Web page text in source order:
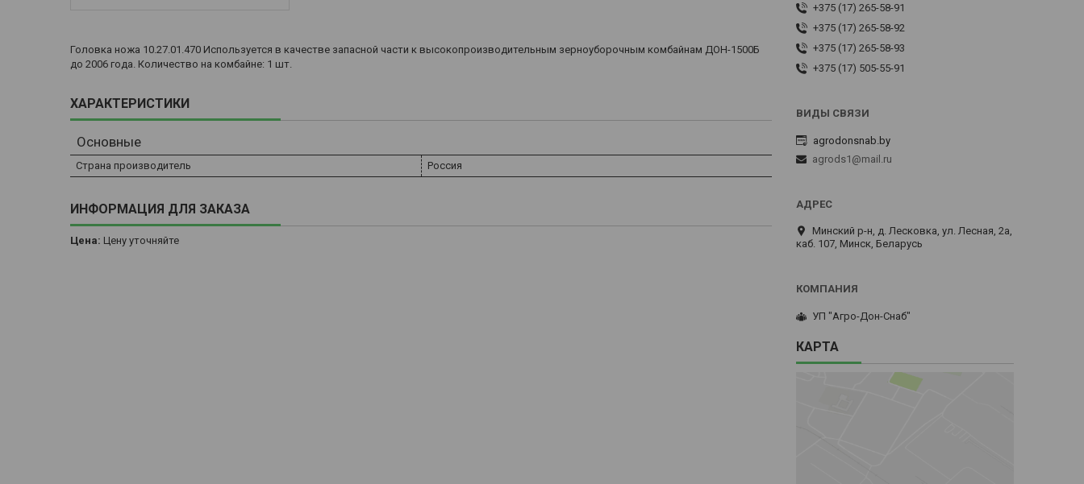
Головка ножа 10.27.01.470 Используется в качестве запасной части к высокопроизводительным зерноуборочным комбайнам ДОН-1500Б
до 2006 года. Количество на комбайне: 1 шт.
ХАРАКТЕРИСТИКИ
Основные
Страна производитель Россия
ИНФОРМАЦИЯ ДЛЯ ЗАКАЗА
Цена: Цену уточняйте
+375 (17) 265-58-91
+375 (17) 265-58-92
+375 (17) 265-58-93
+375 (17) 505-55-91
agrodonsnab.by
agrods1@mail.ru
Минский р-н, д. Лесковка, ул. Лесная, 2а,
каб. 107, Минск, Беларусь
УП "Агро-Дон-Снаб"
КАРТА